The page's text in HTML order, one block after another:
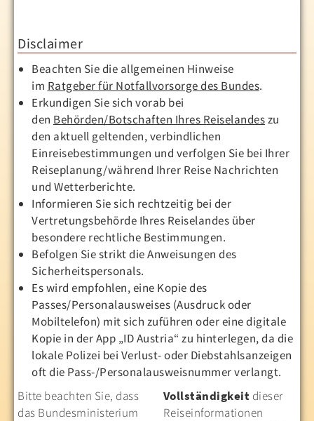
Disclaimer
Beachten Sie die allgemeinen Hinweise
im Ratgeber für Notfallvorsorge des Bundes.
Erkundigen Sie sich vorab bei
den Behörden/Botschaften Ihres Reiselandeszu
den aktuell geltenden, verbindlichen
Einreisebestimmungen und verfolgen Sie bei Ihrer
Reiseplanung/während Ihrer Reise Nachrichten
und Wetterberichte.
Informieren Sie sich rechtzeitig bei der
Vertretungsbehörde Ihres Reiselandes über
besondere rechtliche Bestimmungen.
Befolgen Sie strikt die Anweisungen des
Sicherheitspersonals.
Es wird empfohlen, eine Kopie des
Passes/Personalausweises (Ausdruck oder
Mobiltelefon) mit sich zuführen oder eine digitale
Kopie in der App „ID Austria“ zu hinterlegen, da die
lokale Polizei bei Verlust- oder Diebstahlsanzeigen
oft die Pass-/Personalausweisnummer verlangt.
Bitte beachten Sie, dass
das Bundesministerium
Vollständigkeit dieser
Reiseinformationen